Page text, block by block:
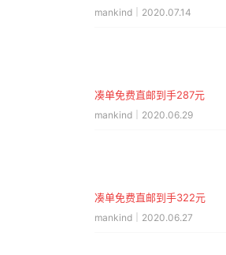
mankind｜2020.07.14
凑单免费直邮到手287元
mankind｜2020.06.29
凑单免费直邮到手322元
mankind｜2020.06.27